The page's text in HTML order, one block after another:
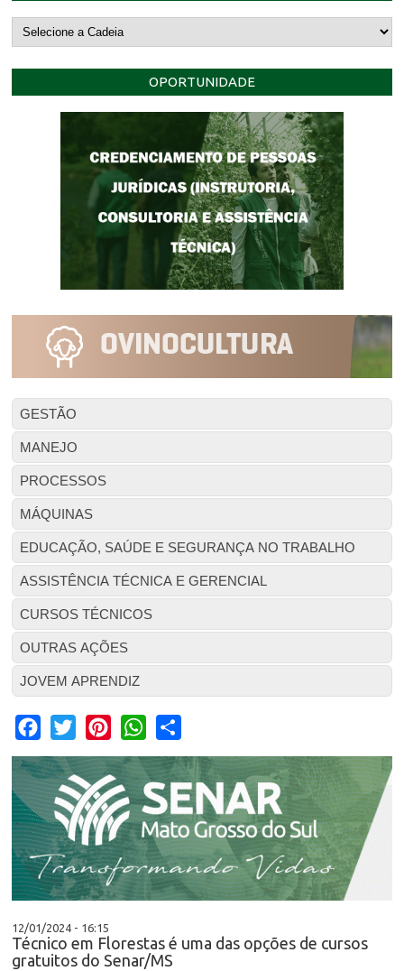
OPORTUNIDADE
GESTÃO
MANEJO
PROCESSOS
MÁQUINAS
EDUCAÇÃO, SAÚDE E SEGURANÇA NO TRABALHO
ASSISTÊNCIA TÉCNICA E GERENCIAL
CURSOS TÉCNICOS
OUTRAS AÇÕES
JOVEM APRENDIZ
Facebook
Twitter PinterestWhatsApp
12/01/2024 - 16:15
Técnico em Florestas é uma das opções de cursos
gratuitos do Senar/MS